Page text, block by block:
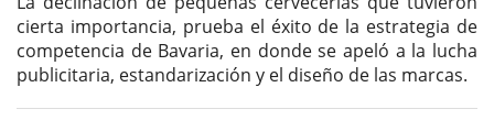
cierta importancia, prueba el éxito de la estrategia de
competencia de Bavaria, en donde se apeló a la lucha
publicitaria, estandarización y el diseño de las marcas.